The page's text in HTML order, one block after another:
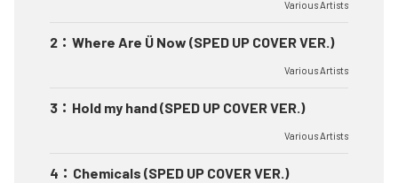
Various Artists
2 ： Where Are Ü Now (SPED UP COVER VER.)
Various Artists
3 ： Hold my hand (SPED UP COVER VER.)
Various Artists
4 ： Chemicals (SPED UP COVER VER.)